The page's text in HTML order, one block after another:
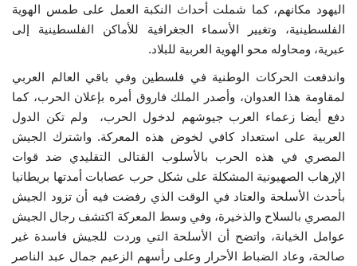
المواطن العالمي
فرص
وثائق
الفيديوهات
الرعاة
اليهود مكانهم، كما شملت أحداث النكبة العمل على طمس الهوية
الفلسطينية، وتغيير الأسماء الجغرافية للأماكن الفلسطينية إلى
عبرية، ومحاوله محو الهوية العربية للبلاد.
واندفعت الحركات الوطنية في فلسطين وفي باقي العالم العربي
لمقاومة هذا العدوان، وأصدر الملك فاروق أمره بإعلان الحرب، كما
دفع أيضا زعماء العرب جيوشهم لدخول الحرب، ولم تكن الدول
العربية على استعداد كافي لخوض هذه المعركة. واشترك الجيش
المصري في هذه الحرب بالأسلوب القتالى التقليدي ضد قوات
الإرهاب الصهيونية المشكلة على شكل حرب عصابات أمدتها بريطانيا
بأحدث الأسلحة والعتاد في الوقت الذي رفضت فيه أن تزود الجيش
المصري بالسلاح والذخيرة، وفي وسط المعركة اكتشف رجال الجيش
عوامل الخيانة، واتضح أن الأسلحة التي وردت للجيش فاسدة غير
صالحة، وعاد الضباط الأحرار وعلى رأسهم الزعيم جمال عبد الناصر